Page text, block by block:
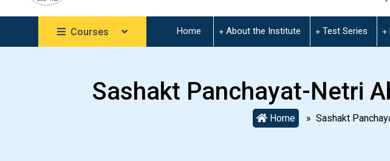
Courses Home About the Institute Test Series
Sashakt Panchayat-Netri
Home » Sashakt